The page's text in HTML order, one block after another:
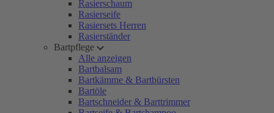
Rasierschaum
Rasierseife
Rasiersets Herren
Rasierständer
Bartpflege
Alle anzeigen
Bartbalsam
Bartkämme & Bartbürsten
Bartöle
Bartschneider & Barttrimmer